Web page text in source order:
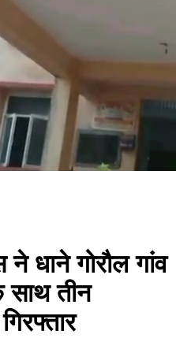
ने धाने गोरौल गांव
साथ तीन